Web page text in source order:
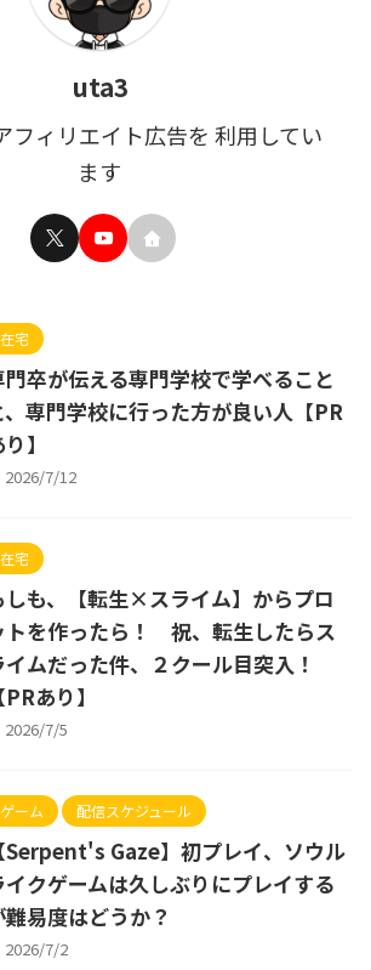
uta3
フィリエイト広告を 利用してい
ます
在宅
門卒が伝える専門学校で学べること
、専門学校に行った方が良い人【PR
】
2026/7/12
在宅
しも、【転生×スライム】からプロ
トを作ったら！ 祝、転生したらス
イムだった件、２クール目突入！
【PRあり】
2026/7/5
ゲーム 配信スケジュール
【Serpent's Gaze】初プレイ、ソウル
イクゲームは久しぶりにプレイする
難易度はどうか？
2026/7/2